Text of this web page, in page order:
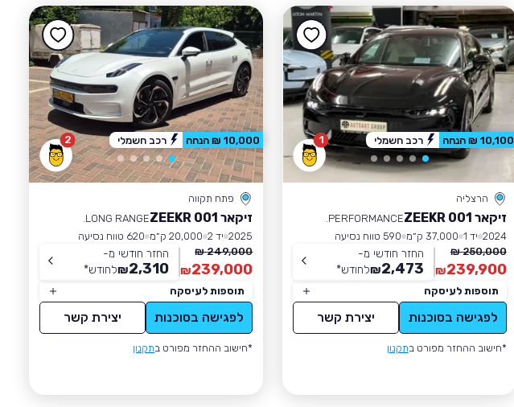
1
הרצליה
זיקאר ZEEKR 001
PERFORMANCE.
2024 יד 1 37,000 ק״מ
590 טווח נסיעה
250,000 ₪
239,900
₪
החזר חודשי מ-
2,473
₪לחודש*
תוספות לעיסקה
לפגישה בסוכנות יצירת קשר
*חישוב ההחזר מפורט בתקנון
10,100 ₪ הנחה רכב חשמלי 2
פתח תקווה
זיקאר ZEEKR 001
LONG RANGE.
2025 יד 2 20,000 ק״מ
620 טווח נסיעה
249,000 ₪
239,000
₪
החזר חודשי מ-
2,310
₪לחודש*
תוספות לעיסקה
לפגישה בסוכנות יצירת קשר
*חישוב ההחזר מפורט בתקנון
10,000 ₪ הנחה רכב חשמלי